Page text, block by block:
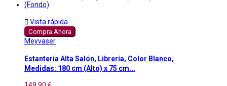
 Vista rápida
Compra Ahora
Meyvaser
Estantería Alta Salón, Librería, Color Blanco,
Medidas: 180 cm (Alto) x 75 cm...